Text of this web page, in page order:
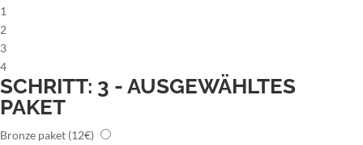
1
2
3
4
SCHRITT: 3 - AUSGEWÄHLTES
PAKET
Bronze paket (12€)